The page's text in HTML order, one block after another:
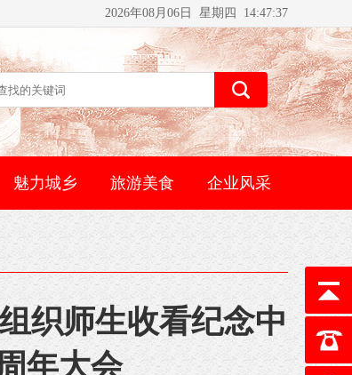
2026年08月06日 星期四 14:47:37
魅力城乡 旅游美食 企业风采
织师生收看纪念中
年大会